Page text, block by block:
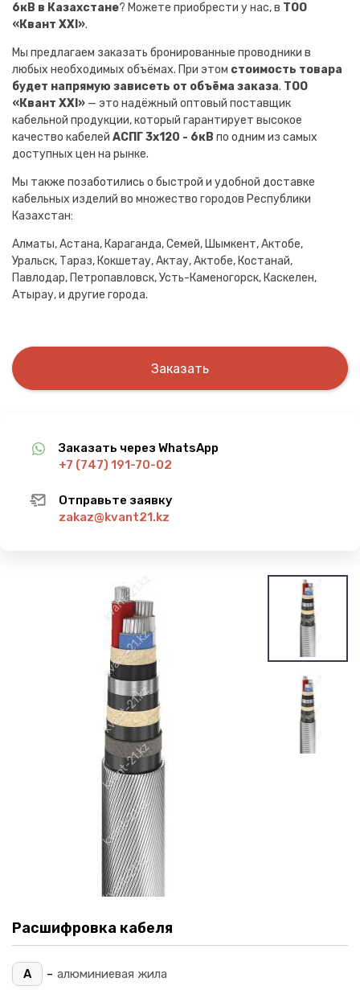
6кВ в Казахстане? Можете приобрести у нас, в ТОО
«Квант XXI».
Мы предлагаем заказать бронированные проводники в
любых необходимых объёмах. При этом стоимость товара
будет напрямую зависеть от объёма заказа. ТОО
«Квант XXI» — это надёжный оптовый поставщик
кабельной продукции, который гарантирует высокое
качество кабелей АСПГ 3х120 - 6кВ по одним из самых
доступных цен на рынке.
Мы также позаботились о быстрой и удобной доставке
кабельных изделий во множество городов Республики
Казахстан:
Алматы, Астана, Караганда, Семей, Шымкент, Актобе,
Уральск, Тараз, Кокшетау, Актау, Актобе, Костанай,
Павлодар, Петропавловск, Усть-Каменогорск, Каскелен,
Атырау, и другие города.
Заказать
Заказать через WhatsApp
+7 (747) 191-70-02
Отправьте заявку
zakaz@kvant21.kz
Расшифровка кабеля
А - алюминиевая жила